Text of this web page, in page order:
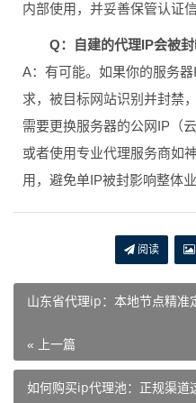
内部使用，并妥善保管认证信
Q：自建的代理IP会被封
A：有可能。如果你的服务
求，被目标网站识别并封禁
需要更换服务器的公网IP（
或者使用专业代理服务商如
用，避免单IP被封影响整体业
阅读
山东省代理ip：本地节点精准
« 上一篇
如何购买ip代理池：正规渠道